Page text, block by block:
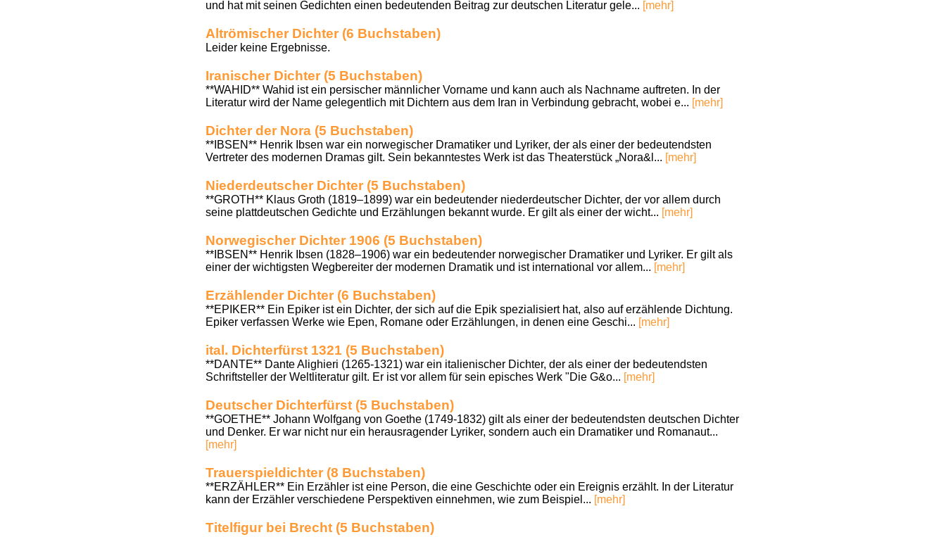
und hat mit seinen Gedichten einen bedeutenden Beitrag zur deutschen Literatur gele... [mehr]
Altrömischer Dichter (6 Buchstaben)
Leider keine Ergebnisse.
Iranischer Dichter (5 Buchstaben)
**WAHID** Wahid ist ein persischer männlicher Vorname und kann auch als Nachname auftreten. In der
Literatur wird der Name gelegentlich mit Dichtern aus dem Iran in Verbindung gebracht, wobei e... [mehr]
Dichter der Nora (5 Buchstaben)
**IBSEN** Henrik Ibsen war ein norwegischer Dramatiker und Lyriker, der als einer der bedeutendsten
Vertreter des modernen Dramas gilt. Sein bekanntestes Werk ist das Theaterstück „Nora&l... [mehr]
Niederdeutscher Dichter (5 Buchstaben)
**GROTH** Klaus Groth (1819–1899) war ein bedeutender niederdeutscher Dichter, der vor allem durch
seine plattdeutschen Gedichte und Erzählungen bekannt wurde. Er gilt als einer der wicht... [mehr]
Norwegischer Dichter 1906 (5 Buchstaben)
**IBSEN** Henrik Ibsen (1828–1906) war ein bedeutender norwegischer Dramatiker und Lyriker. Er gilt als
einer der wichtigsten Wegbereiter der modernen Dramatik und ist international vor allem... [mehr]
Erzählender Dichter (6 Buchstaben)
**EPIKER** Ein Epiker ist ein Dichter, der sich auf die Epik spezialisiert hat, also auf erzählende Dichtung.
Epiker verfassen Werke wie Epen, Romane oder Erzählungen, in denen eine Geschi... [mehr]
ital. Dichterfürst 1321 (5 Buchstaben)
**DANTE** Dante Alighieri (1265-1321) war ein italienischer Dichter, der als einer der bedeutendsten
Schriftsteller der Weltliteratur gilt. Er ist vor allem für sein episches Werk "Die G&o... [mehr]
Deutscher Dichterfürst (5 Buchstaben)
**GOETHE** Johann Wolfgang von Goethe (1749-1832) gilt als einer der bedeutendsten deutschen Dichter
und Denker. Er war nicht nur ein herausragender Lyriker, sondern auch ein Dramatiker und Romanaut...
[mehr]
Trauerspieldichter (8 Buchstaben)
**ERZÄHLER** Ein Erzähler ist eine Person, die eine Geschichte oder ein Ereignis erzählt. In der Literatur
kann der Erzähler verschiedene Perspektiven einnehmen, wie zum Beispiel... [mehr]
Titelfigur bei Brecht (5 Buchstaben)